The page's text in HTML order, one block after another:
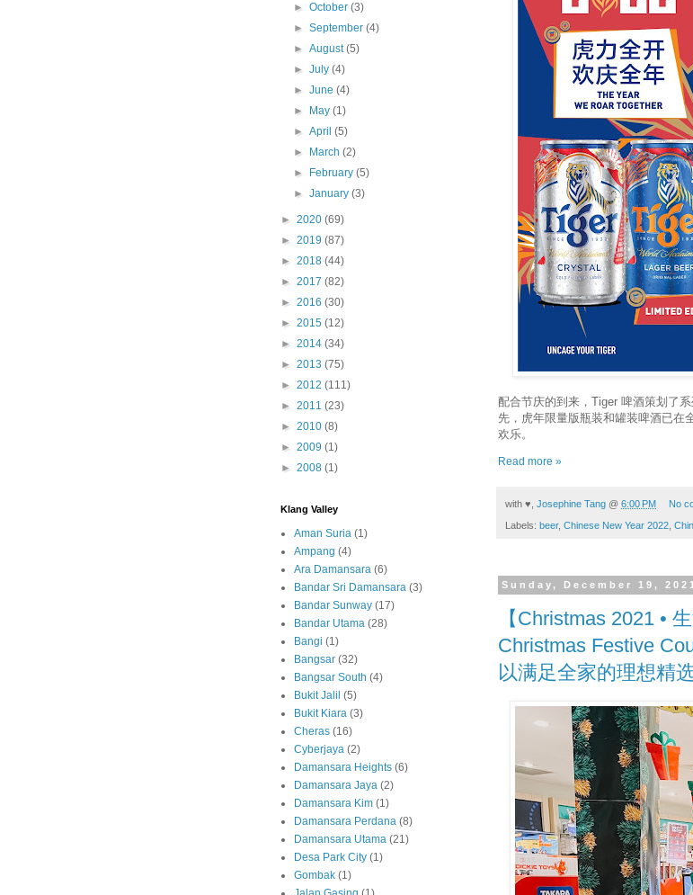
配合节庆的到来，Tiger 啤酒策划了
先，虎年限量版瓶装和罐装啤酒已在
欢乐。
Read more »
with ♥, Josephine Tang @ 6:00 PM No
Labels: beer, Chinese New Year 2022
Sunday, December 19, 2021
【Christmas 2021 •
Christmas Festive
以满足全家的理想精
►October(3)
►September(4)
►August(5)
►July(4)
►June(4)
►
May(1)
►April(5)
►
March(2)
►
February(5)
►January(3)
► 2020 (69)
► 2019 (87)
► 2018 (44)
► 2017 (82)
► 2016 (30)
► 2015 (12)
► 2014 (34)
► 2013 (75)
► 2012 (111)
► 2011 (23)
► 2010 (8)
► 2009 (1)
► 2008 (1)
Klang Valley
Aman Suria (1)
Ampang (4)
Ara Damansara (6)
Bandar Sri Damansara (3)
Bandar Sunway (17)
Bandar Utama (28)
Bangi (1)
Bangsar (32)
Bangsar South (4)
Bukit Jalil (5)
Bukit Kiara (3)
Cheras (16)
Cyberjaya (2)
Damansara Heights (6)
Damansara Jaya (2)
Damansara Kim (1)
Damansara Perdana (8)
Damansara Utama (21)
Desa Park City (1)
Gombak (1)